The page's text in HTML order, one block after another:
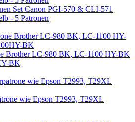
Set Canon PGI-570 & CLI-571
- 5 Patronen
Brother LC-980 BK, LC-1100 HY-BK
BK
wie Epson T2993, T29XL